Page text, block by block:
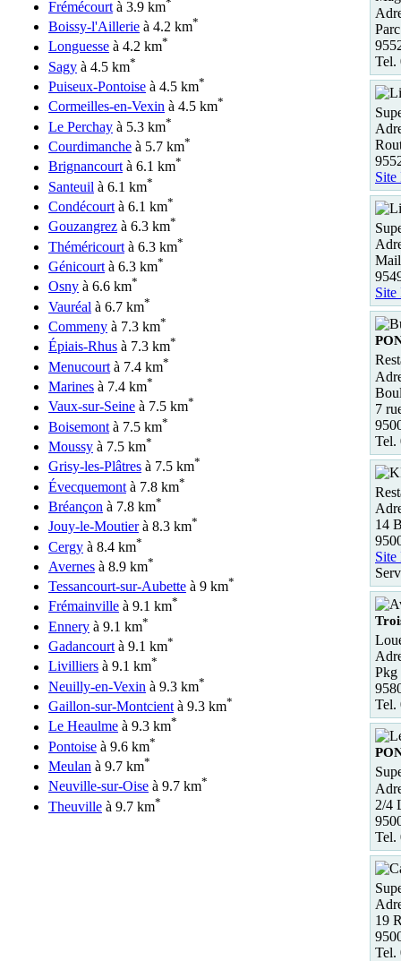
Frémécourt à 3.9 km
Boissy-l'Aillerie à 4.2 km*
Longuesse à 4.2 km*
Sagy à 4.5 km*
Puiseux-Pontoise à 4.5 km*
Cormeilles-en-Vexin à 4.5 km*
Le Perchay à 5.3 km*
Courdimanche à 5.7 km*
Brignancourtà 6.1 km*
Santeuil à 6.1 km*
Condécourt à 6.1 km*
Gouzangrez à 6.3 km*
Théméricourt à 6.3 km*
Génicourt à 6.3 km*
Osny à 6.6 km*
Vauréal à 6.7 km*
Commeny à 7.3 km*
Épiais-Rhus à 7.3 km*
Menucourt à 7.4 km*
Marines à 7.4 km*
Vaux-sur-Seine à 7.5 km*
Boisemont à 7.5 km*
Moussy à 7.5 km*
Grisy-les-Plâtres à 7.5 km*
Évecquemont à 7.8 km*
Bréançon à 7.8 km*
Jouy-le-Moutierà 8.3 km*
Cergy à 8.4 km*
Avernes à 8.9 km*
Tessancourt-sur-Aubette à 9 km*
Frémainville à 9.1 km*
Ennery à 9.1 km*
Gadancourtà 9.1 km*
Livilliers à 9.1 km*
Neuilly-en-Vexin à 9.3 km*
Gaillon-sur-Montcientà 9.3 km*
Le Heaulme à 9.3 km*
Pontoise à 9.6 km*
Meulan à 9.7 km*
Neuville-sur-Oise à 9.7 km*
Theuville à 9.7 km*
Tel.
Site
Mail
Site
7
Tel.
14
Site
Pkg
Tel.
2/4
Tel.
19
Tel.